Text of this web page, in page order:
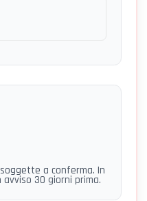
a conferma. In
30 giorni prima.